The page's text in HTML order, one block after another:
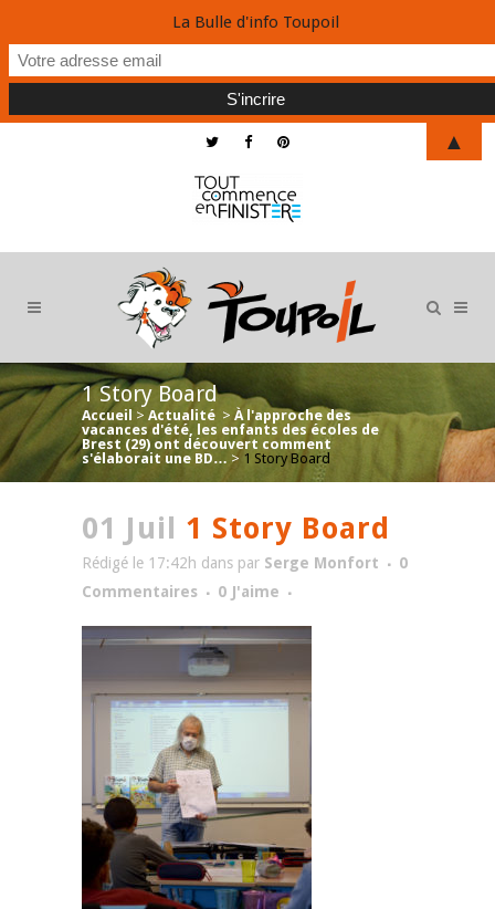
1 Story Board
Accueil > Actualité > À l'approche des
vacances d'été, les enfants des écoles de
Brest (29) ont découvert comment
s'élaborait une BD… > 1 Story Board
01 Juil 1 Story Board
Rédigé le 17:42h dans par Serge Monfort
0
Commentaires
0 J'aime
La Bulle d'info Toupoil
▲